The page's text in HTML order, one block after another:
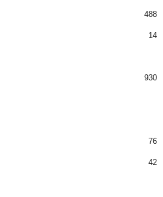
488
14
930
76
42